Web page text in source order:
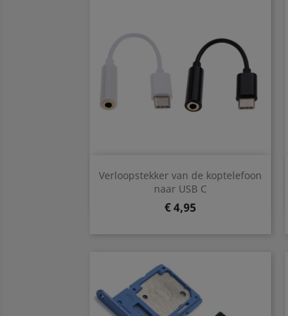
Verloopstekker van de koptelefoon
naar USB C
Prijs
€ 4,95
Snel bekijken
ZwartWit